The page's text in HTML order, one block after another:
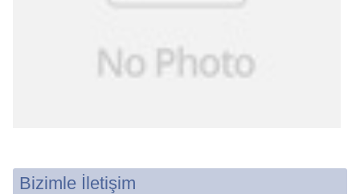
Bizimle İletişim